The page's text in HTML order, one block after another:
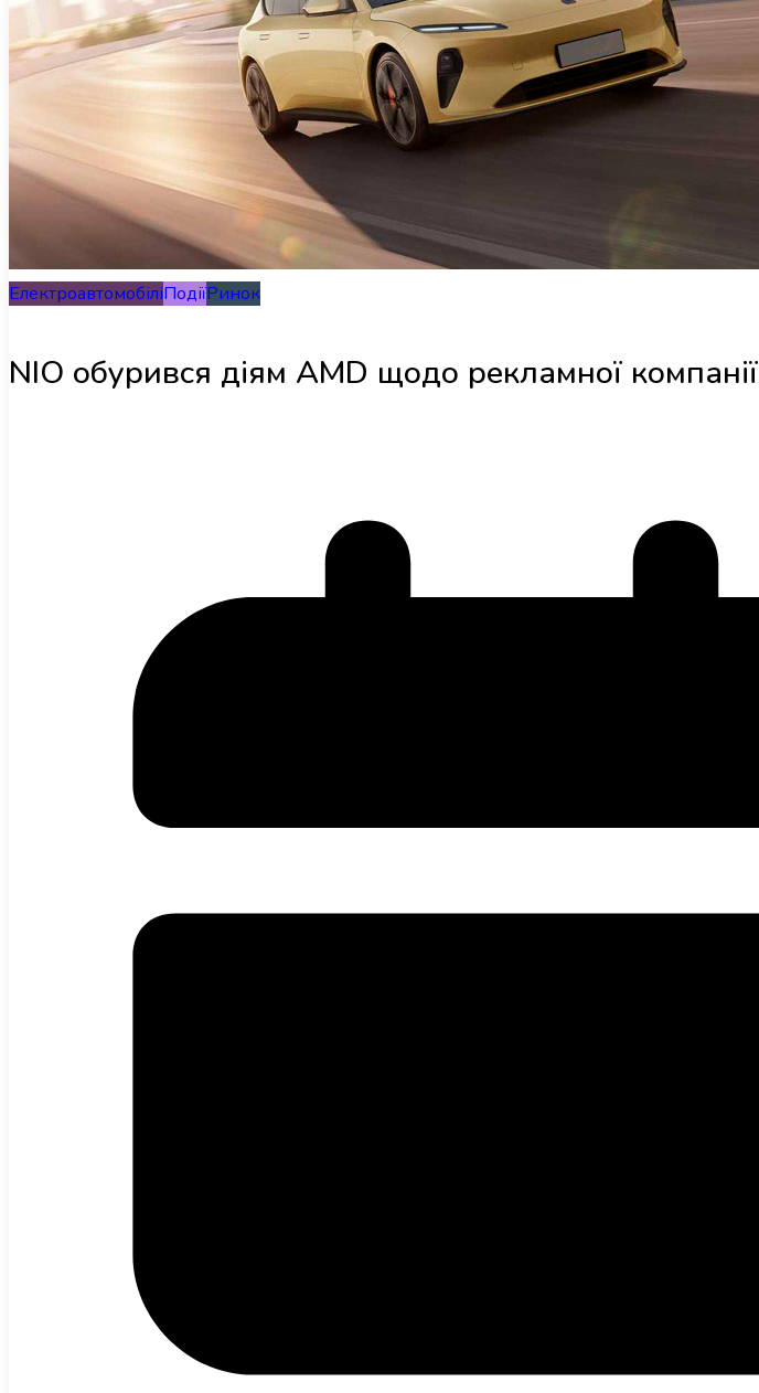
ЕлектроавтомобіліПодіїРинок
NIO обурився діям AMD щодо рекламної компанії